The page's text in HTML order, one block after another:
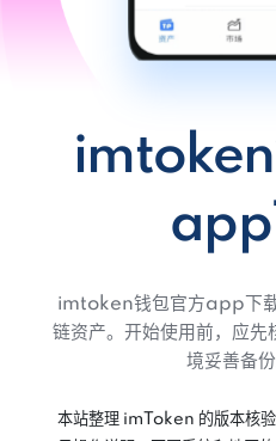
imtoken
app
imtoken钱包官方app下
链资产。开始使用前，应先
境妥善备份
本站整理 imToken 的版本核